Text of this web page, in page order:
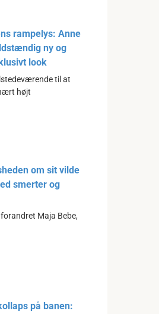
rampelys: Anne
ny og
look
til at
højt
om sit vilde
smerter og
Maja Bebe,
på banen: